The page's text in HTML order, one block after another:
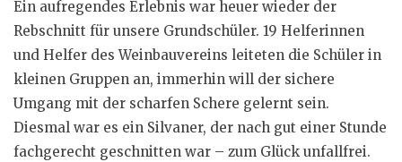
Ein aufregendes Erlebnis war heuer wieder der
Rebschnitt für unsere Grundschüler. 19 Helferinnen
und Helfer des Weinbauvereins leiteten die Schüler in
kleinen Gruppen an, immerhin will der sichere
Umgang mit der scharfen Schere gelernt sein.
Diesmal war es ein Silvaner, der nach gut einer Stunde
fachgerecht geschnitten war – zum Glück unfallfrei.